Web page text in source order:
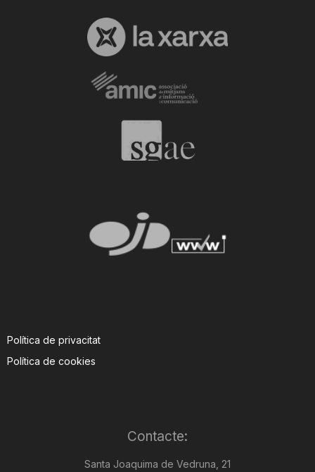
Política de privacitat
Política de cookies
Contacte:
Santa Joaquima de Vedruna, 21